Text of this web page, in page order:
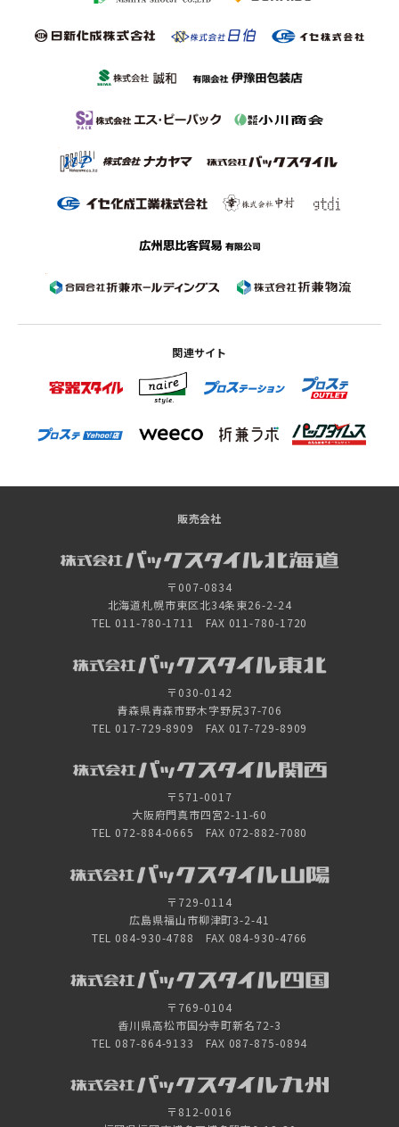
関連サイト
販売会社
〒007-0834
北海道札幌市東区北34条東26-2-24
TEL 011-780-1711 FAX 011-780-1720
〒030-0142
青森県青森市野木字野尻37-706
TEL 017-729-8909 FAX 017-729-8909
〒571-0017
大阪府門真市四宮2-11-60
TEL 072-884-0665 FAX 072-882-7080
〒729-0114
広島県福山市柳津町3-2-41
TEL 084-930-4788 FAX 084-930-4766
〒769-0104
香川県高松市国分寺町新名72-3
TEL 087-864-9133 FAX 087-875-0894
〒812-0016